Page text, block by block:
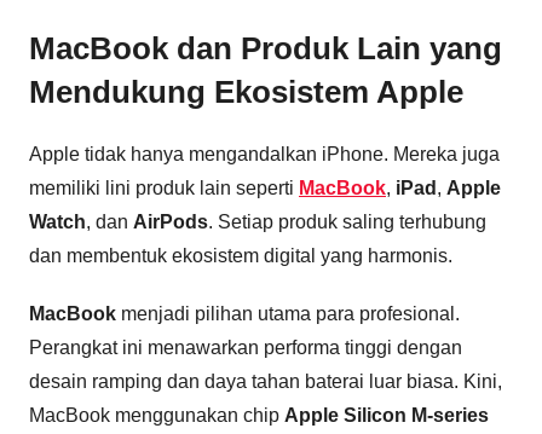
MacBook dan Produk Lain yang
Mendukung Ekosistem Apple
Apple tidak hanya mengandalkan iPhone. Mereka juga
memiliki lini produk lain seperti MacBook, iPad , Apple
Watch, dan AirPods. Setiap produk saling terhubung
dan membentuk ekosistem digital yang harmonis.
MacBook menjadi pilihan utama para profesional.
Perangkat ini menawarkan performa tinggi dengan
desain ramping dan daya tahan baterai luar biasa. Kini,
MacBook menggunakan chip Apple Silicon M-series